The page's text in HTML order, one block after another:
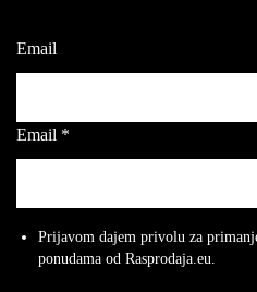
Email
Email *
Prijavom dajem privolu za
ponudama od Rasprodaja.eu.